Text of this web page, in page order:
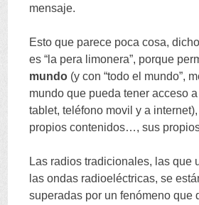
mensaje.
Esto que parece poca cosa,
es “ la pera limonera”, porque
mundo (y con “todo el mundo”,
mundo que pueda tener acceso
tablet,teléfono movil y a internet
propios contenidos…,sus
Las radios tradicionales, las que
las ondas radioeléctricas,se
superadas por un fenómeno que